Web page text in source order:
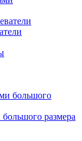
большого размера